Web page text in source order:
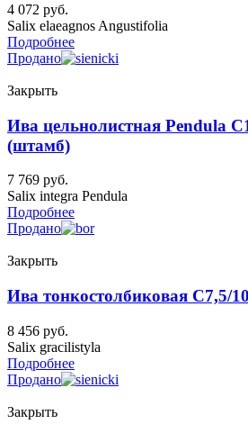
4 072 руб.
Salix elaeagnos Angustifolia
Подробнее
Продано
Закрыть
Ива цельнолистная Pendula
(штамб)
7 769 руб.
Salix integra Pendula
Подробнее
Продано
Закрыть
Ива тонкостолбиковая C7,5/
8 456 руб.
Salix gracilistyla
Подробнее
Продано
Закрыть